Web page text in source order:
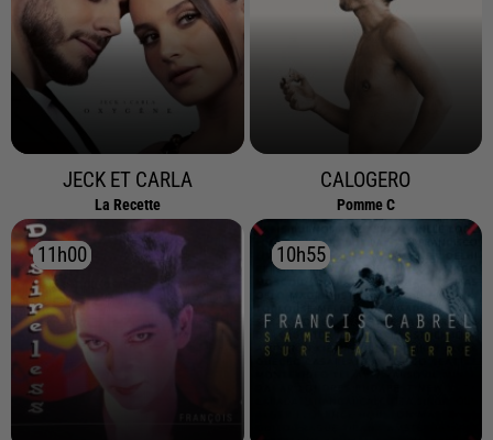
JECK ET CARLA
La Recette
CALOGERO
Pomme C
11h00
11h00 10h55
10h55